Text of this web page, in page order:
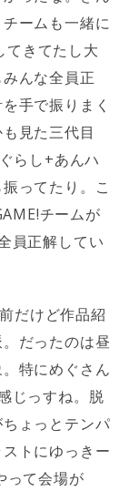
ームも一緒に
てきてたし大
んな全員正
手で振りまく
見た三代目
らし+あんハ
ってたり。こ
チームが
員正解してい
だけど作品紹
だったのは昼
特にめぐさん
じっすね。脱
ょっとテンパ
トにゆっきー
って会場が